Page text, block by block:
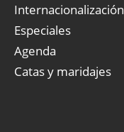
Internacionalización
Especiales
Agenda
Catas y maridajes